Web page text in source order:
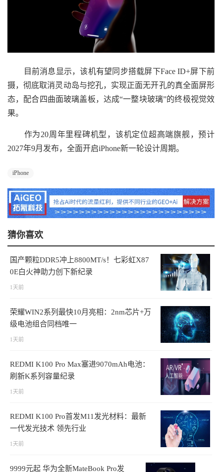
目前消息显示，该机有望同步搭载屏下Face ID+屏下前
摄，彻底取消灵动岛与挖孔，实现正面无开孔的真全面屏形
态，配合四曲面玻璃盖板，达成“一整块玻璃”的终极视觉效
果。
作为20周年里程碑机型，该机定位超高端旗舰，预计
2027年9月发布，全面开启iPhone新一轮设计周期。
iPhone
猜你喜欢
国产颗粒DDR5冲上8800MT/s！七彩虹X87
0E白火神助力创下新纪录
1天前
荣耀WIN2系列最快10月亮相：2nm芯片+万
级电池组合同档唯一
1天前
REDMI K100 Pro Max塞进9070mAh电池：
刷新K系列容量纪录
1天前
REDMI K100 Pro首发M11发光材料：最新
一代发光技术 领先行业
1天前
9999元起 华为全新MateBook Pro发